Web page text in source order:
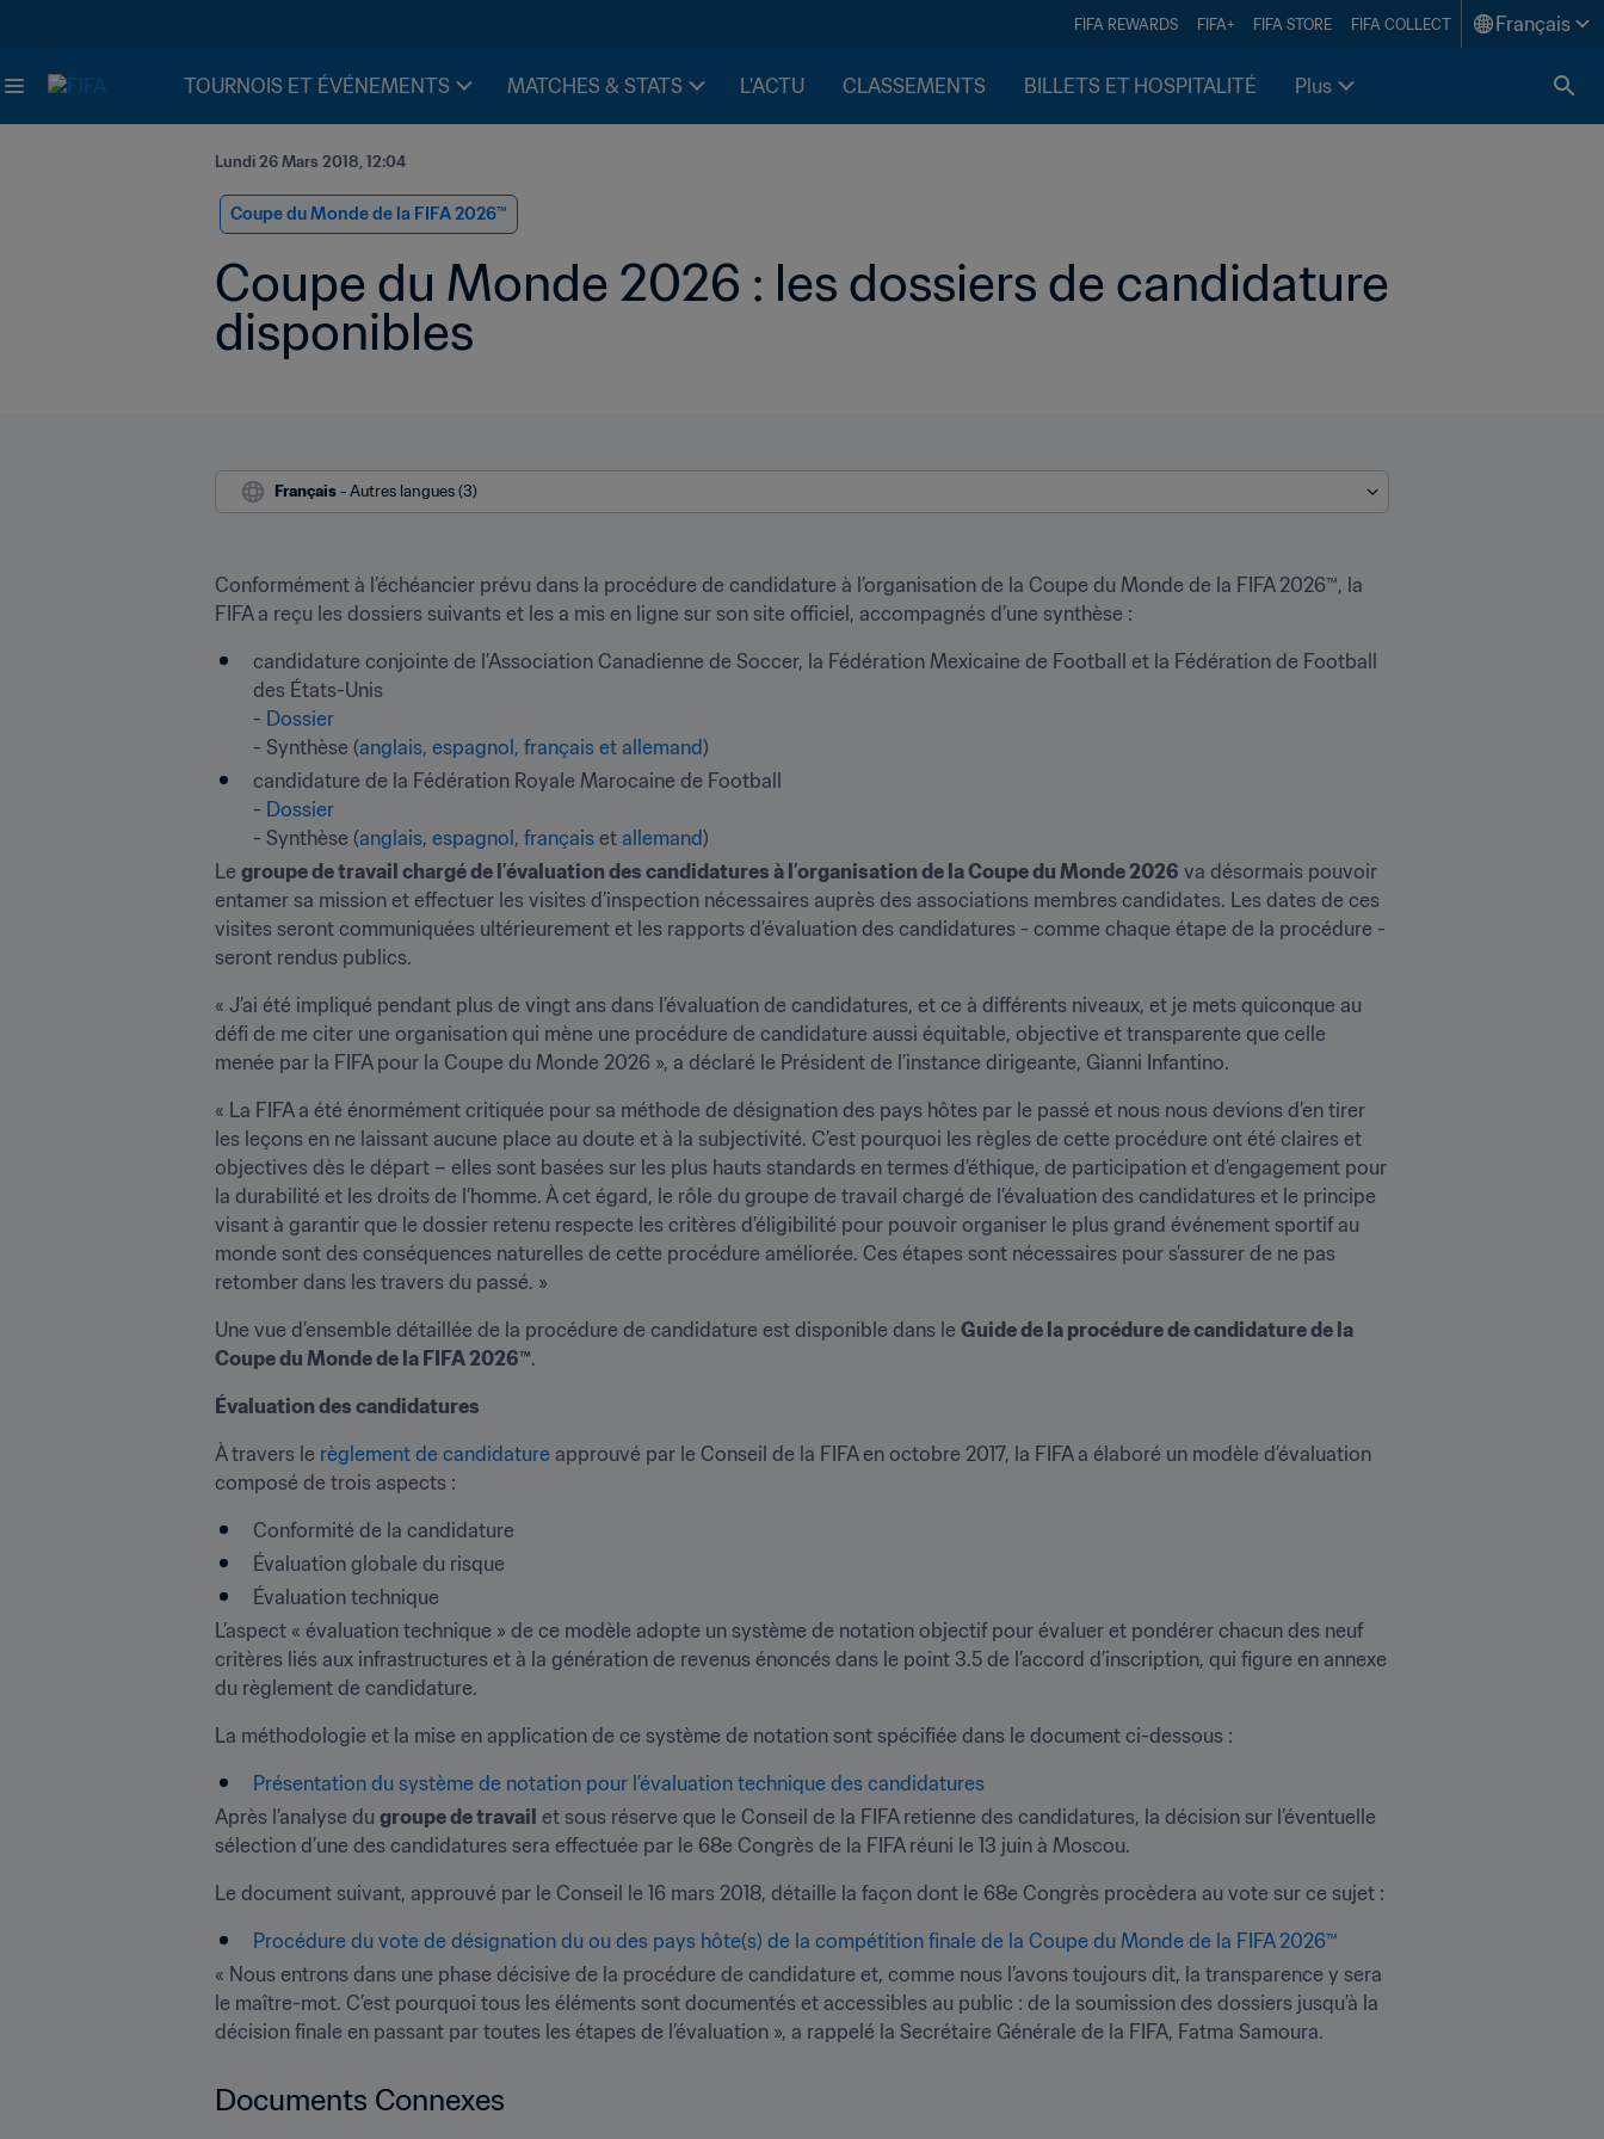
FIFA REWARDS FIFA+ FIFA STORE FIFA COLLECT Français
TOURNOIS ET ÉVÉNEMENTS MATCHES & STATS L'ACTU CLASSEMENTS BILLETS ET HOSPITALITÉ Plus
Lundi 26 Mars 2018, 12:04
Coupe du Monde de la FIFA 2026™
Coupe du Monde 2026 : les dossiers de candidature
disponibles
Français - Autres langues (3)
Conformément à l’échéancier prévu dans la procédure de candidature à l’organisation de la Coupe du Monde de la FIFA 2026™, la
FIFA a reçu les dossiers suivants et les a mis en ligne sur son site officiel, accompagnés d’une synthèse :
candidature conjointe de l’Association Canadienne de Soccer, la Fédération Mexicaine de Football et la Fédération de Football
des États-Unis
- Dossier
- Synthèse (anglais, espagnol, français et allemand)
candidature de la Fédération Royale Marocaine de Football
- Dossier
- Synthèse (anglais, espagnol , français et allemand)
Le groupe de travail chargé de l’évaluation des candidatures à l’organisation de la Coupe du Monde 2026 va désormais pouvoir
entamer sa mission et effectuer les visites d’inspection nécessaires auprès des associations membres candidates. Les dates de ces
visites seront communiquées ultérieurement et les rapports d’évaluation des candidatures - comme chaque étape de la procédure -
seront rendus publics.
« J’ai été impliqué pendant plus de vingt ans dans l’évaluation de candidatures, et ce à différents niveaux, et je mets quiconque au
défi de me citer une organisation qui mène une procédure de candidature aussi équitable, objective et transparente que celle
menée par la FIFA pour la Coupe du Monde 2026 », a déclaré le Président de l’instance dirigeante, Gianni Infantino.
« La FIFA a été énormément critiquée pour sa méthode de désignation des pays hôtes par le passé et nous nous devions d’en tirer
les leçons en ne laissant aucune place au doute et à la subjectivité. C’est pourquoi les règles de cette procédure ont été claires et
objectives dès le départ – elles sont basées sur les plus hauts standards en termes d’éthique, de participation et d’engagement pour
la durabilité et les droits de l’homme. À cet égard, le rôle du groupe de travail chargé de l’évaluation des candidatures et le principe
visant à garantir que le dossier retenu respecte les critères d’éligibilité pour pouvoir organiser le plus grand événement sportif au
monde sont des conséquences naturelles de cette procédure améliorée. Ces étapes sont nécessaires pour s’assurer de ne pas
retomber dans les travers du passé. »
Une vue d’ensemble détaillée de la procédure de candidature est disponible dans le Guide de la procédure de candidature de la
Coupe du Monde de la FIFA 2026™.
Évaluation des candidatures
À travers le règlement de candidature approuvé par le Conseil de la FIFA en octobre 2017, la FIFA a élaboré un modèle d’évaluation
composé de trois aspects :
Conformité de la candidature
Évaluation globale du risque
Évaluation technique
L’aspect « évaluation technique » de ce modèle adopte un système de notation objectif pour évaluer et pondérer chacun des neuf
critères liés aux infrastructures et à la génération de revenus énoncés dans le point 3.5 de l’accord d’inscription, qui figure en annexe
du règlement de candidature.
La méthodologie et la mise en application de ce système de notation sont spécifiée dans le document ci-dessous :
Présentation du système de notation pour l’évaluation technique des candidatures
Après l’analyse du groupe de travail et sous réserve que le Conseil de la FIFA retienne des candidatures, la décision sur l’éventuelle
sélection d’une des candidatures sera effectuée par le 68e Congrès de la FIFA réuni le 13 juin à Moscou.
Le document suivant, approuvé par le Conseil le 16 mars 2018, détaille la façon dont le 68e Congrès procèdera au vote sur ce sujet :
Procédure du vote de désignation du ou des pays hôte(s) de la compétition finale de la Coupe du Monde de la FIFA 2026™
« Nous entrons dans une phase décisive de la procédure de candidature et, comme nous l’avons toujours dit, la transparence y sera
le maître-mot. C’est pourquoi tous les éléments sont documentés et accessibles au public : de la soumission des dossiers jusqu’à la
décision finale en passant par toutes les étapes de l’évaluation », a rappelé la Secrétaire Générale de la FIFA, Fatma Samoura.
Documents Connexes